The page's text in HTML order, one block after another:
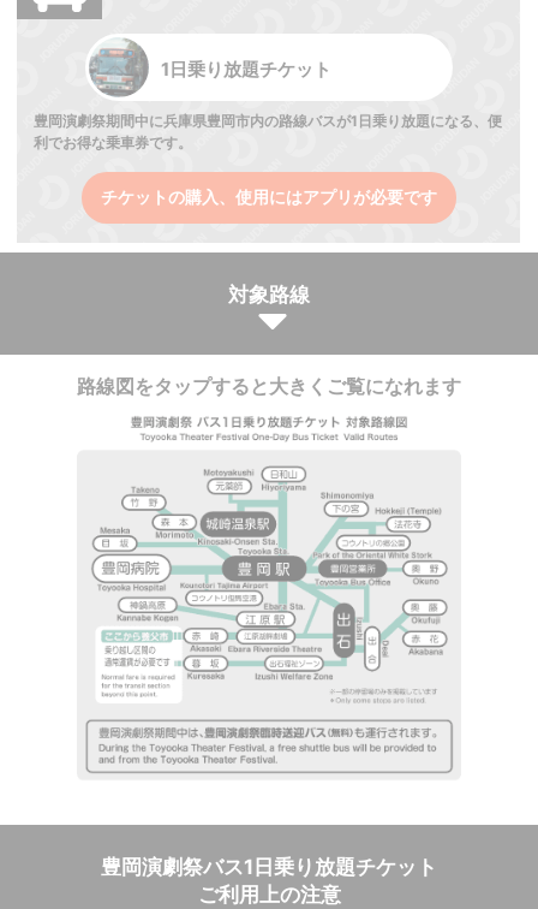
1日乗り放題チケット
豊岡演劇祭期間中に兵庫県豊岡市内の路線バスが1日乗り放題になる、便
利でお得な乗車券です。
チケットの購入、使用にはアプリが必要です
対象路線
路線図をタップすると大きくご覧になれます
豊岡演劇祭バス1日乗り放題チケット
ご利用上の注意